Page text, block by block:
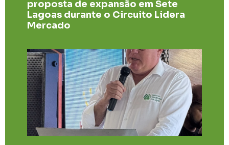
proposta de expansão em Sete
Lagoas durante o Circuito Lidera
Mercado